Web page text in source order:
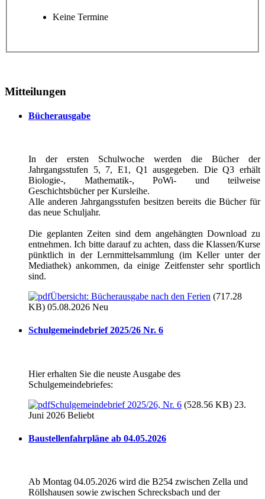
Keine Termine
Mitteilungen
Bücherausgabe
In der ersten Schulwoche werden die Bücher der
Jahrgangsstufen 5, 7, E1, Q1 ausgegeben. Die Q3 erhält
Biologie-, Mathematik-, PoWi- und teilweise
Geschichtsbücher per Kursleihe.
Alle anderen Jahrgangsstufen besitzen bereits die Bücher für
das neue Schuljahr.
Die geplanten Zeiten sind dem angehängten Download zu
entnehmen. Ich bitte darauf zu achten, dass die Klassen/Kurse
pünktlich in der Lernmittelsammlung (im Keller unter der
Mediathek) ankommen, da einige Zeitfenster sehr sportlich
sind.
Übersicht: Bücherausgabe nach den Ferien (717.28
KB) 05.08.2026 Neu
Schulgemeindebrief 2025/26 Nr. 6
Hier erhalten Sie die neuste Ausgabe des
Schulgemeindebriefes:
Schulgemeindebrief 2025/26, Nr. 6 (528.56 KB) 23.
Juni 2026 Beliebt
Baustellenfahrpläne ab 04.05.2026
Ab Montag 04.05.2026 wird die B254 zwischen Zella und
Röllshausen sowie zwischen Schrecksbach und der